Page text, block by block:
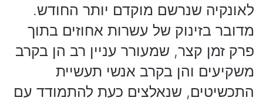
לאונקיה שנרשם מוקדם יותר החודש.
מדובר בזינוק של עשרות אחוזים בתוך
פרק זמן קצר, שמעורר עניין רב הן בקרב
משקיעים והן בקרב אנשי תעשיית
התכשיטים, שנאלצים כעת להתמודד עם